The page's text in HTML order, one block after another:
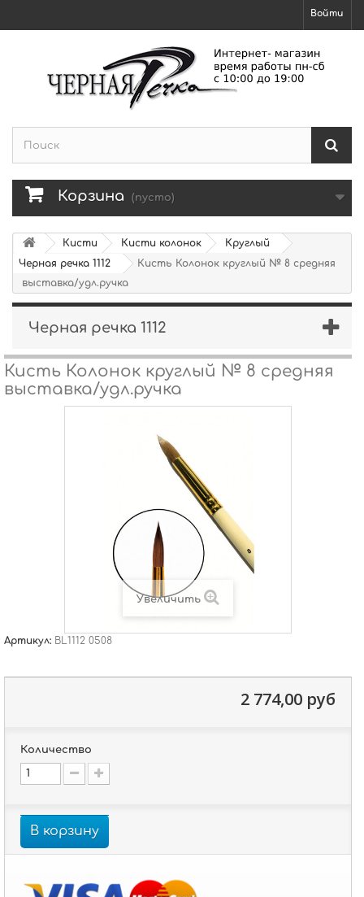
Войти
Корзина (пусто)
Кисти Кисти колонок
Круглый
Черная речка 1112
Кисть Колонок круглый № 8 средняя
выставка/удл.ручка
Черная речка 1112
Кисть Колонок круглый № 8 средняя
выставка/удл.ручка
Увеличить
Артикул: BL1112 0508
2 774,00 руб
Количество
В корзину